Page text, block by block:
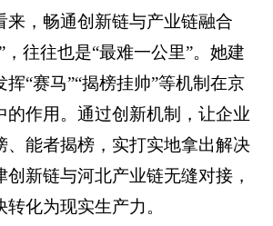
来，畅通创新链与产业链融合
，往往也是“最难一公里”。她建
“赛马”“揭榜挂帅”等机制在京
的作用。通过创新机制，让企业
、能者揭榜，实打实地拿出解决
新链与河北产业链无缝对接，
化为现实生产力。